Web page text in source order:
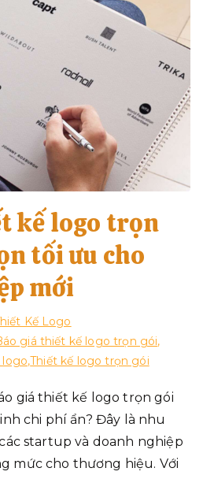
kế logo trọn
tối ưu cho
mới
Kế Logo
giá thiết kế logo trọn gói,
logo,Thiết kế logo trọn gói
giá thiết kế logo trọn gói
chi phí ẩn? Đây là nhu
startup và doanh nghiệp
mức cho thương hiệu. Với